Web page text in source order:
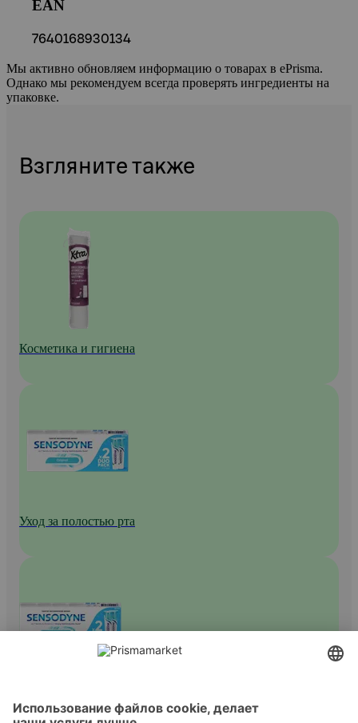
EAN
7640168930134
Мы активно обновляем информацию о товарах в ePrisma.
Однако мы рекомендуем всегда проверять ингредиенты на
упаковке.
Взгляните также
Косметика и гигиена
Уход за полостью рта